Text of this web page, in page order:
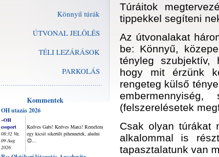
Könnyű túrák
ÚTVONAL JELÖLÉS
TÉLI LEZÁRÁSOK
PARKOLÁS
Kommentek
OH utazás 2026
~OH
csoport
08:32 Va,
09 Aug
2026
Kedves Gabi! Kedves Marci! Remélem
egy kicsit sikerült pihennetek, aludni
😊...
Túráitok
tippekkel segíteni
Az útvonalakat
be: Könnyű,
tényleg szubjektív,
hogy mit érzünk
rengeteg külső
(felszerelésetek
Csak olyan túrákat
alkalommal is
tapasztalatunk van